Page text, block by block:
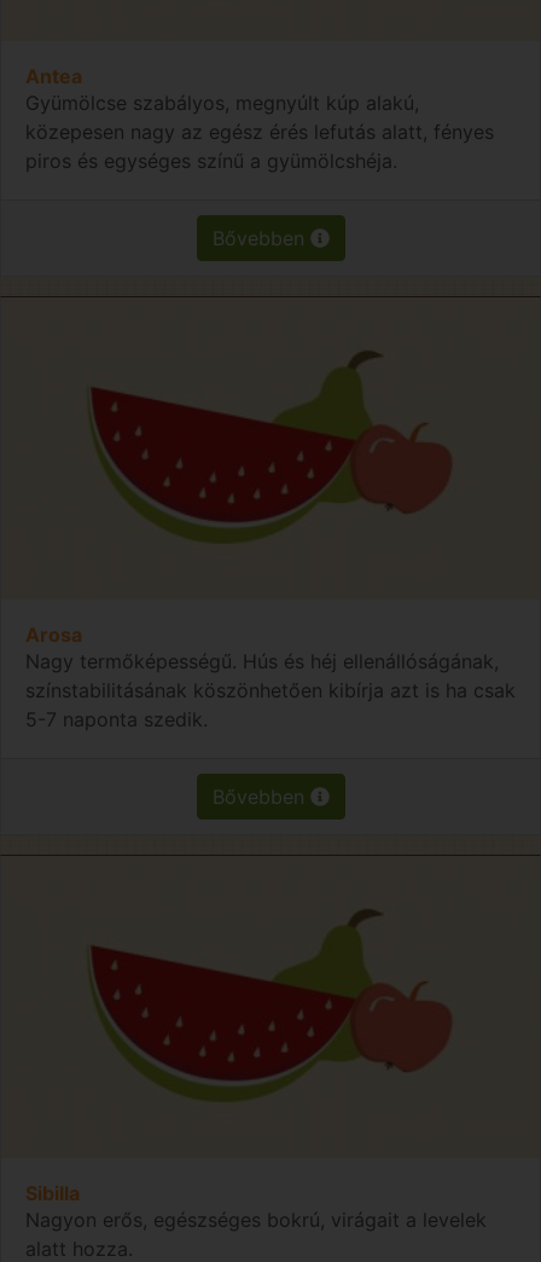
Antea
Gyümölcse szabályos, megnyúlt kúp alakú,
közepesen nagy az egész érés lefutás alatt, fényes
piros és egységes színű a gyümölcshéja.
Bővebben
Arosa
Nagy termőképességű. Hús és héj ellenállóságának,
színstabilitásának köszönhetően kibírja azt is ha csak
5-7 naponta szedik.
Bővebben
Sibilla
Nagyon erős, egészséges bokrú, virágait a levelek
alatt hozza.